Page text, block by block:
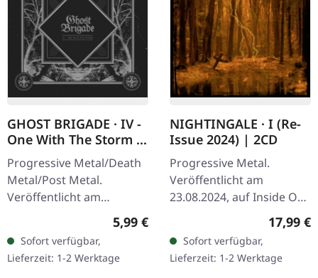
GHOST BRIGADE · IV -
One With The Storm |
CD
Progressive Metal/Death
Metal/Post Metal.
Veröffentlicht am
07.11.2014, auf Season Of
Mist. CD im Jewelcase.
Ghost Brigades 'IV - One
with the Storm'…
Regulärer Preis:
5,99 €
Sofort verfügbar,
Lieferzeit: 1-2 Werktage
NIGHTINGALE · I (Re-
Issue 2024) | 2CD
Progressive Metal.
Veröffentlicht am
23.08.2024, auf Inside Out
Music. Limited Deluxe 2-
CD in Jewelcase in O-Card.
CD 1 – Album + Bonus
Tracks (73…
17,99 €
Sofort verfügbar,
Lieferzeit: 1-2 Werktage